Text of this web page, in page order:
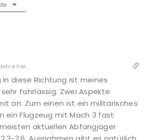
her
in diese Richtung ist meines
fahrlässig. Zwei Aspekte
an: Zum einen ist ein militärisches
ein Flugzeug mit Mach 3 fast
aktuellen Abfangjäger